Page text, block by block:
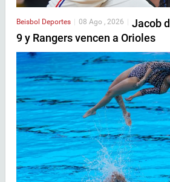
Beisbol Deportes 08 Ago , 2026
Jacob
9 y Rangers vencen a Orioles